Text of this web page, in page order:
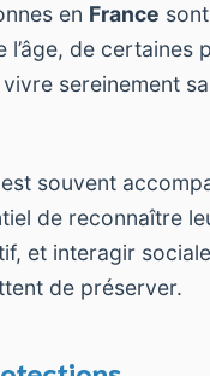
en France
de certaines
sereinement
souvent
de reconnaître
et interagir
de préserver.